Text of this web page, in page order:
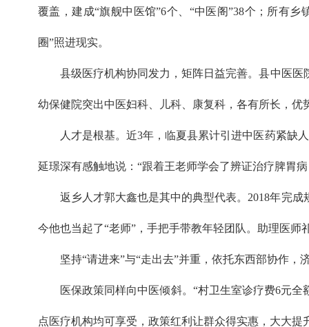
覆盖，建成“旗舰中医馆”6个、“中医阁”38个；所有
圈”照进现实。
县级医疗机构协同发力，矩阵日益完善。县中医
幼保健院突出中医妇科、儿科、康复科，各有所长，优
人才是根基。近3年，临夏县累计引进中医药紧缺
延璟深有感触地说：“跟着王老师学会了辨证治疗脾胃
返乡人才郭大鑫也是其中的典型代表。2018年完
今他也当起了“老师”，手把手带教年轻团队。助理医
坚持“请进来”与“走出去”并重，依托东西部协作
医保政策同样向中医倾斜。“村卫生室诊疗费6元
点医疗机构均可享受，政策红利让群众得实惠，大大提